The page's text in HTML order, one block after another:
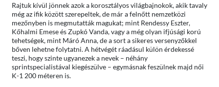
Rajtuk kívül jönnek azok a korosztályos világbajnokok, akik tavaly
még az ifik között szerepeltek, de már a felnőtt nemzetközi
mezőnyben is megmutatták magukat; mint Rendessy Eszter,
Kőhalmi Emese és Zupkó Vanda, vagy a még olyan ifjúsági korú
tehetségek, mint Máró Anna, de a sort a sikeres versenyzőkkel
bőven lehetne folytatni. A hétvégét ráadásul külön érdekessé
teszi, hogy szinte ugyanezek a nevek – néhány
sprintspecialistával kiegészülve – egymásnak feszülnek majd női
K-1 200 méteren is.